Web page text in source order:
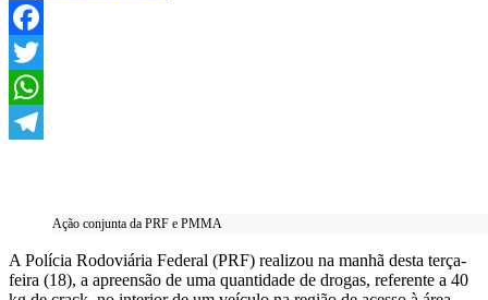
Facebook
Twitter
WhatsApp
Ação conjunta da PRF e PMMA
A Polícia Rodoviária Federal (PRF) realizou na manhã desta terça-
feira (18), a apreensão de uma quantidade de drogas, referente a 40